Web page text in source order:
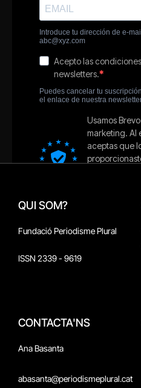
QUI SOM?
Fundació Periodisme Plural
ISSN 2339 - 9619
CONTACTA'NS
Ana Basanta
abasanta@periodismeplural.cat